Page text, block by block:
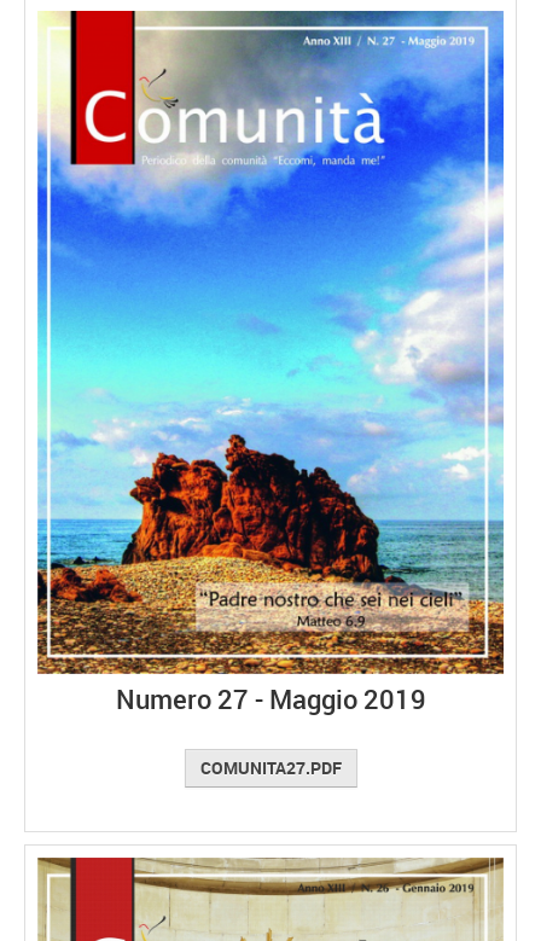
Numero 27 - Maggio 2019
COMUNITA27.PDF